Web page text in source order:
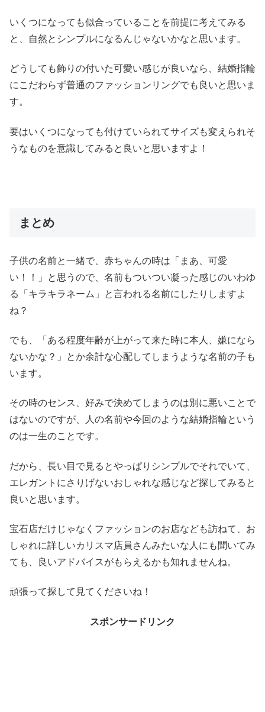
いくつになっても似合っていることを前提に考えてみる
と、自然とシンプルになるんじゃないかなと思います。
どうしても飾りの付いた可愛い感じが良いなら、結婚指輪
にこだわらず普通のファッションリングでも良いと思いま
す。
要はいくつになっても付けていられてサイズも変えられそ
うなものを意識してみると良いと思いますよ！
まとめ
子供の名前と一緒で、赤ちゃんの時は「まあ、可愛
い！！」と思うので、名前もついつい凝った感じのいわゆ
る「キラキラネーム」と言われる名前にしたりしますよ
ね？
でも、「ある程度年齢が上がって来た時に本人、嫌になら
ないかな？」とか余計な心配してしまうような名前の子も
います。
その時のセンス、好みで決めてしまうのは別に悪いことで
はないのですが、人の名前や今回のような結婚指輪という
のは一生のことです。
だから、長い目で見るとやっぱりシンプルでそれでいて、
エレガントにさりげないおしゃれな感じなど探してみると
良いと思います。
宝石店だけじゃなくファッションのお店なども訪ねて、お
しゃれに詳しいカリスマ店員さんみたいな人にも聞いてみ
ても、良いアドバイスがもらえるかも知れませんね。
頑張って探して見てくださいね！
スポンサードリンク